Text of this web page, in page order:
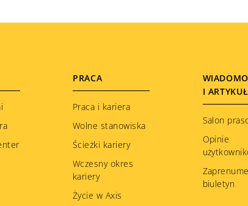
PRACA
Praca i kariera
Wolne stanowiska
Ścieżki kariery
Wczesny okres
kariery
Życie w Axis
I
Salon
Opinie
biuletyn